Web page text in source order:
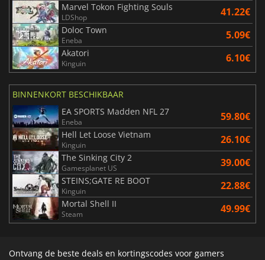
Marvel Tokon Fighting Souls
LDShop 41.22€
Doloc Town
Eneba 5.09€
Akatori
Kinguin 6.10€
BINNENKORT BESCHIKBAAR
EA SPORTS Madden NFL 27
Eneba 59.80€
Hell Let Loose Vietnam
Kinguin 26.10€
The Sinking City 2
Gamesplanet US 39.00€
STEINS;GATE RE BOOT
Kinguin 22.88€
Mortal Shell II
Steam 49.99€
Ontvang de beste deals en kortingscodes voor gamers